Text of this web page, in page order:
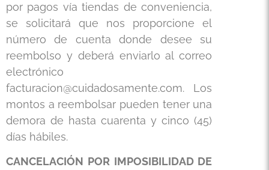
por pagos vía tiendas de conveniencia,
se solicitará que nos proporcione el
número de cuenta donde desee su
reembolso y deberá enviarlo al correo
electrónico
facturacion@cuidadosamente.com. Los
montos a reembolsar pueden tener una
demora de hasta cuarenta y cinco (45)
días hábiles.
CANCELACIÓN POR IMPOSIBILIDAD DE